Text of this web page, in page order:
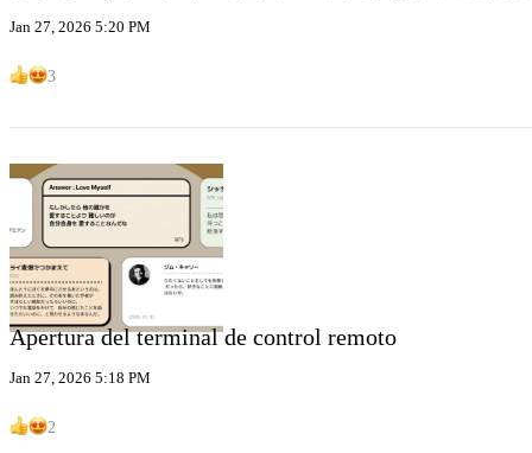
Jan 27, 2026 5:20 PM
3
Apertura del terminal de control remoto
Jan 27, 2026 5:18 PM
2